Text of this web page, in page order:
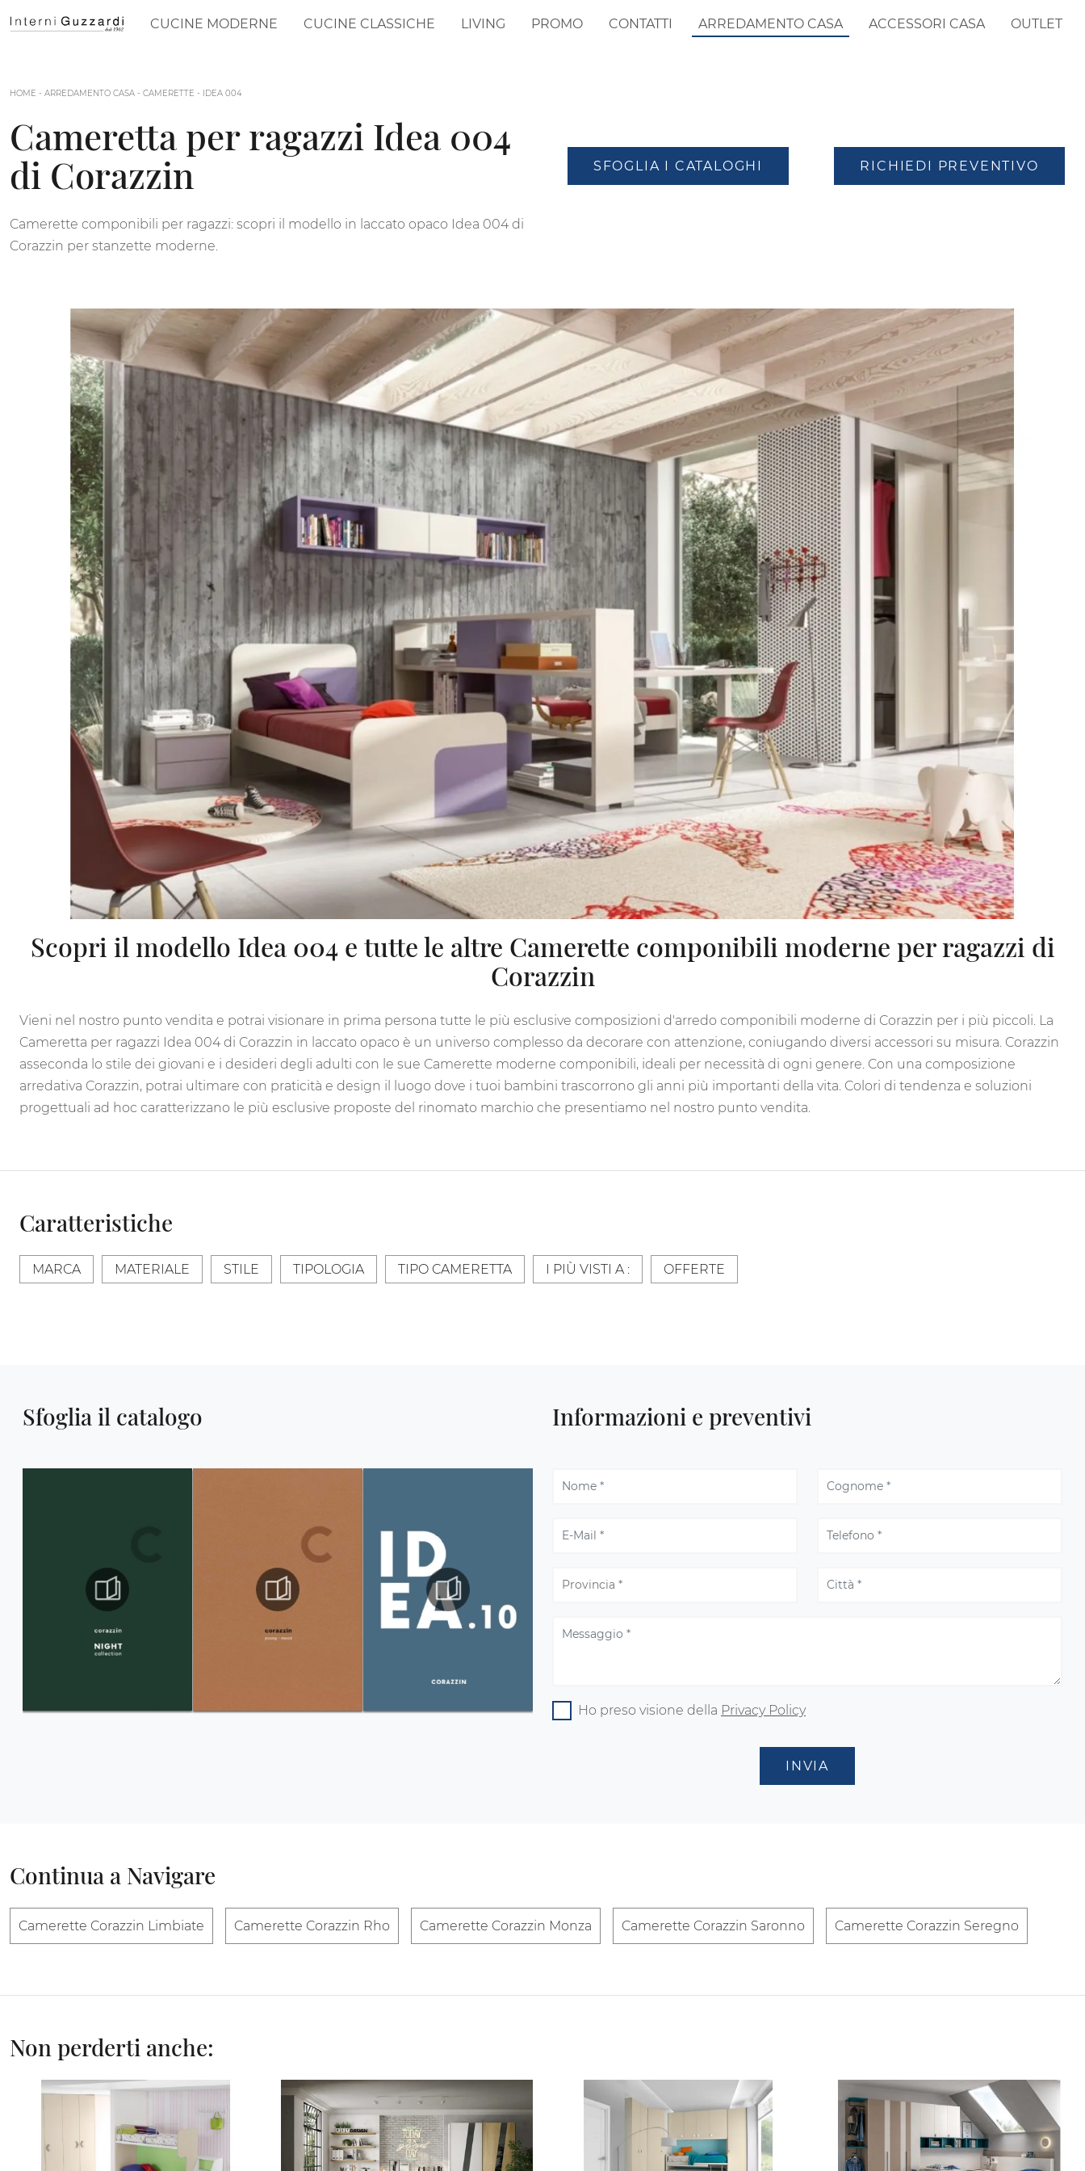
CUCINE MODERNE CUCINE CLASSICHE LIVING PROMO CONTATTI ARREDAMENTO CASA ACCESSORI CASA OUTLET
HOME - ARREDAMENTO CASA - CAMERETTE - IDEA 004
Cameretta per ragazzi Idea 004
di Corazzin
Camerette componibili per ragazzi: scopri il modello in laccato opaco Idea 004 di
Corazzin per stanzette moderne.
SFOGLIA I CATALOGHI RICHIEDI PREVENTIVO
Scopri il modello Idea 004 e tutte le altre Camerette componibili moderne per ragazzi di
Corazzin
Vieni nel nostro punto vendita e potrai visionare in prima persona tutte le più esclusive composizioni d'arredo componibili moderne di Corazzin per i più piccoli. La
Cameretta per ragazzi Idea 004 di Corazzin in laccato opaco è un universo complesso da decorare con attenzione, coniugando diversi accessori su misura. Corazzin
asseconda lo stile dei giovani e i desideri degli adulti con le sue Camerette moderne componibili, ideali per necessità di ogni genere. Con una composizione
arredativa Corazzin, potrai ultimare con praticità e design il luogo dove i tuoi bambini trascorrono gli anni più importanti della vita. Colori di tendenza e soluzioni
progettuali ad hoc caratterizzano le più esclusive proposte del rinomato marchio che presentiamo nel nostro punto vendita.
Caratteristiche
MARCA MATERIALE STILE TIPOLOGIA TIPO CAMERETTA I PIÙ VISTI A : OFFERTE
Sfoglia il catalogo Informazioni e preventivi
Ho preso visione della Privacy Policy
INVIA
Continua a Navigare
Camerette Corazzin Limbiate Camerette Corazzin Rho Camerette Corazzin Monza Camerette Corazzin Saronno Camerette Corazzin Seregno
Non perderti anche: